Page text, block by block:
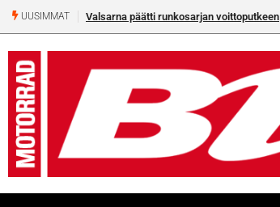
UUSIMMAT Valsarna päätti runkosarjan voittoputkeen